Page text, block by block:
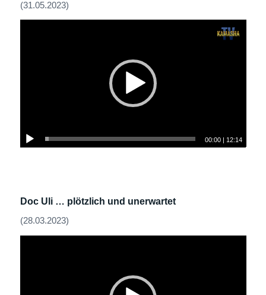
(31.05.2023)
00:00 | 12:14
Doc Uli … plötzlich und unerwartet
(28.03.2023)